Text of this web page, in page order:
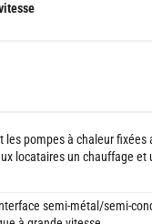
les pompes à chaleur fixées
locataires un chauffage et
semi-métal/semi-